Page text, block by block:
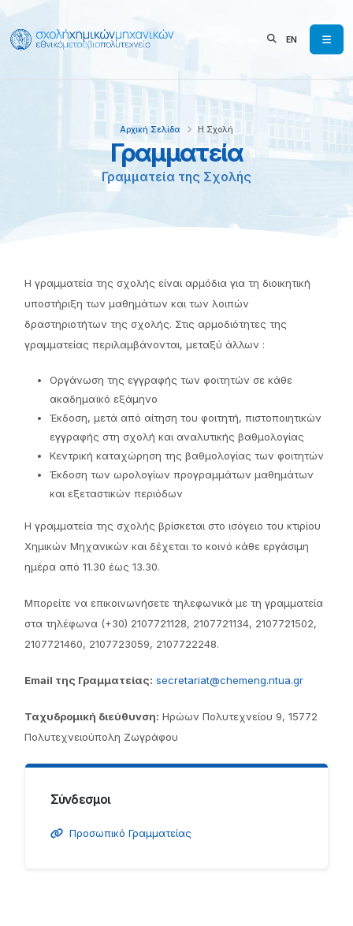
EN
Γραμματεία
Γραμματεία της Σχολής
Αρχική Σελίδα Η Σχολή
Η γραμματεία της σχολής είναι αρμόδια για τη διοικητική
υποστήριξη των μαθημάτων και των λοιπών
δραστηριοτήτων της σχολής. Στις αρμοδιότητες της
γραμματείας περιλαμβάνονται, μεταξύ άλλων :
Οργάνωση της εγγραφής των φοιτητών σε κάθε
ακαδημαϊκό εξάμηνο
Έκδοση, μετά από αίτηση του φοιτητή, πιστοποιητικών
εγγραφής στη σχολή και αναλυτικής βαθμολογίας
Κεντρική καταχώρηση της βαθμολογίας των φοιτητών
Έκδοση των ωρολογίων προγραμμάτων μαθημάτων
και εξεταστικών περιόδων
Η γραμματεία της σχολής βρίσκεται στο ισόγειο του κτιρίου
Χημικών Μηχανικών και δέχεται το κοινό κάθε εργάσιμη
ημέρα από 11.30 έως 13.30.
Μπορείτε να επικοινωνήσετε τηλεφωνικά με τη γραμματεία
στα τηλέφωνα (+30) 2107721128, 2107721134, 2107721502,
2107721460, 2107723059, 2107722248.
Email της Γραμματείας: secretariat@chemeng.ntua.gr
Ταχυδρομική διεύθυνση: Ηρώων Πολυτεχνείου 9, 15772
Πολυτεχνειούπολη Ζωγράφου
Σύνδεσμοι
Προσωπικό Γραμματείας